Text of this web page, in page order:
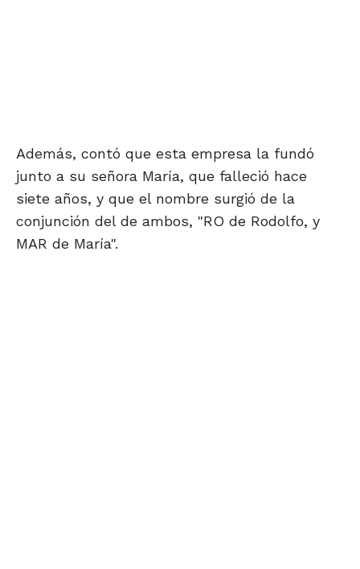
Además, contó que esta empresa la fundó
junto a su señora María, que falleció hace
siete años, y que el nombre surgió de la
conjunción del de ambos, "RO de Rodolfo, y
MAR de María".